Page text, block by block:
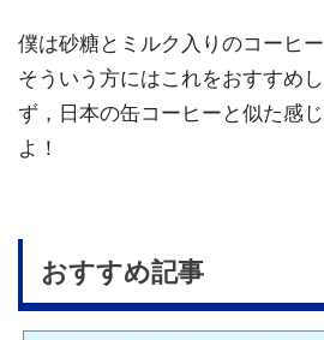
僕は砂糖とミルク入りのコーヒ
そういう方にはこれをおすすめ
ず，日本の缶コーヒーと似た感
よ！
おすすめ記事